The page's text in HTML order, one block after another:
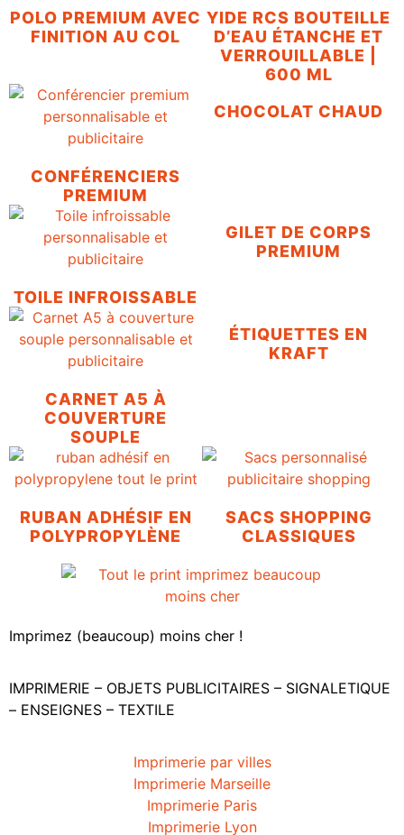
POLO PREMIUM AVEC
FINITION AU COL
YIDE RCS BOUTEILLE
D’EAU ÉTANCHE ET
VERROUILLABLE |
600 ML
CONFÉRENCIERS
PREMIUM
CHOCOLAT CHAUD
TOILE INFROISSABLE
GILET DE CORPS
PREMIUM
CARNET A5 À
COUVERTURE
SOUPLE
ÉTIQUETTES EN
KRAFT
RUBAN ADHÉSIF EN
POLYPROPYLÈNE
SACS SHOPPING
CLASSIQUES
Imprimez (beaucoup) moins cher !
IMPRIMERIE – OBJETS PUBLICITAIRES – SIGNALETIQUE
– ENSEIGNES – TEXTILE
Imprimerie par villes
Imprimerie Marseille
Imprimerie Paris
Imprimerie Lyon